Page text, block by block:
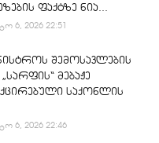
ფაქტზე ნია...
6, 2026 22:51
შემოსავლების
მებაჟე
საქონლის
6, 2026 22:46